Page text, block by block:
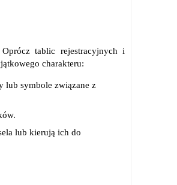
tablic rejestracyjnych i
charakteru:
lub symbole związane z
lub kierują ich do